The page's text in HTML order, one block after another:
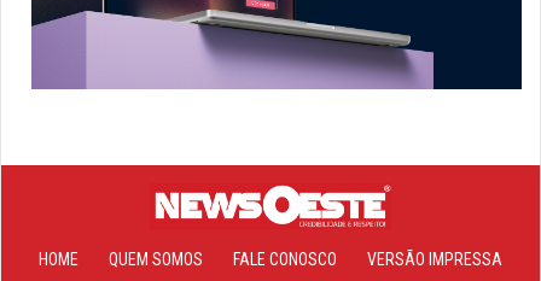
HOME QUEM SOMOS FALE CONOSCO VERSÃO IMPRESSA